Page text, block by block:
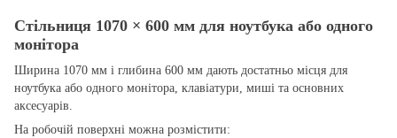
Стільниця 1070 × 600 мм для ноутбука або одного
монітора
Ширина 1070 мм і глибина 600 мм дають достатньо місця для
ноутбука або одного монітора, клавіатури, миші та основних
аксесуарів.
На робочій поверхні можна розмістити: